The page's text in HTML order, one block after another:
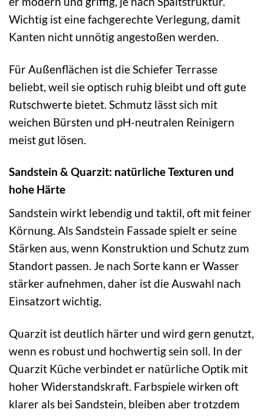
Wichtig ist eine fachgerechte Verlegung, damit
Kanten nicht unnötig angestoßen werden.
Für Außenflächen ist die Schiefer Terrasse
beliebt, weil sie optisch ruhig bleibt und oft gute
Rutschwerte bietet. Schmutz lässt sich mit
weichen Bürsten und pH-neutralen Reinigern
meist gut lösen.
Sandstein & Quarzit: natürliche Texturen und
hohe Härte
Sandstein wirkt lebendig und taktil, oft mit feiner
Körnung. Als Sandstein Fassade spielt er seine
Stärken aus, wenn Konstruktion und Schutz zum
Standort passen. Je nach Sorte kann er Wasser
stärker aufnehmen, daher ist die Auswahl nach
Einsatzort wichtig.
Quarzit ist deutlich härter und wird gern genutzt,
wenn es robust und hochwertig sein soll. In der
Quarzit Küche verbindet er natürliche Optik mit
hoher Widerstandskraft. Farbspiele wirken oft
klarer als bei Sandstein, bleiben aber trotzdem